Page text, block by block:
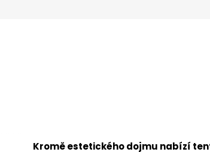
Kromě estetického dojmu nabízí